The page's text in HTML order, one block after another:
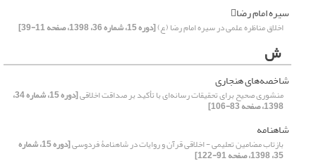
سیره امام رضا
اخلاق مناظره علمی در سیره امام رضا (ع)[دوره 15، شماره 36، 1398، صفحه 11-39]
ش
شاخصه‌های هنجاری
منشوری صحیح برای تحقیقات رسانه‌ای با تأکید بر صداقت اخلاقی [دوره 15، شماره 34،
1398، صفحه 83-106]
شاهنامه
بازتاب مضامین تعلیمی - اخلاقی قرآن و روایات در شاهنامۀ فردوسی [دوره 15، شماره
35، 1398، صفحه 91-122]